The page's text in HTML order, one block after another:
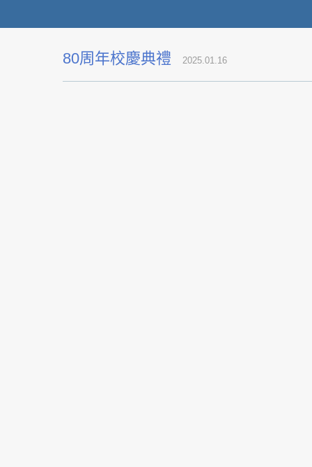
80周年校慶典禮 2025.01.16